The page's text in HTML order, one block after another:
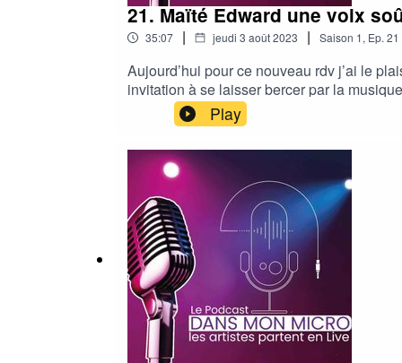
21. Maïté Edward une voix
35:07 | jeudi 3 août 2023 | Saison 1, Ep. 21
Aujourd’hui pour ce nouveau rdv j’ai le
invitation à se laisser bercer par la
retrouve aussi dans sa créativité. Au
avance avec détermination et passion
uppbeathttps://uppbeat.io/Music & sound
Play